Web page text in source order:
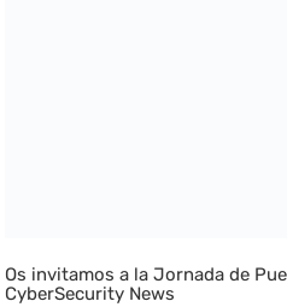
Os invitamos a la Jornada de
CyberSecurity News